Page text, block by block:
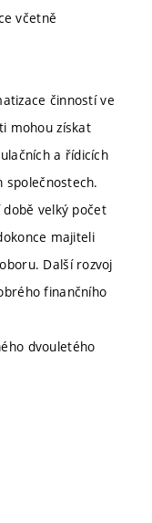
včetně
činností ve
mohou získat
a řídicích
společnostech.
velký počet
majiteli
Další rozvoj
finančního
dvouletého